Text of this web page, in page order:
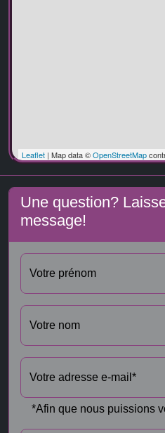
Leaflet | Map data ©OpenStreetMap
Une question?
message!
Votre prénom
Votre nom
Votre adresse e-mail*
*Afin que nous puissions